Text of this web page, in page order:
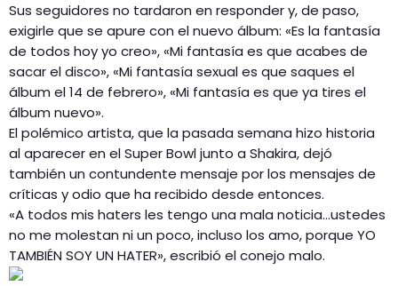
Sus seguidores no tardaron en responder y, de paso,
exigirle que se apure con el nuevo álbum: «Es la fantasía
de todos hoy yo creo», «Mi fantasía es que acabes de
sacar el disco», «Mi fantasía sexual es que saques el
álbum el 14 de febrero», «Mi fantasía es que ya tires el
álbum nuevo».
El polémico artista, que la pasada semana hizo historia
al aparecer en el Super Bowl junto a Shakira, dejó
también un contundente mensaje por los mensajes de
críticas y odio que ha recibido desde entonces.
«A todos mis haters les tengo una mala noticia…ustedes
no me molestan ni un poco, incluso los amo, porque YO
TAMBIÉN SOY UN HATER», escribió el conejo malo.